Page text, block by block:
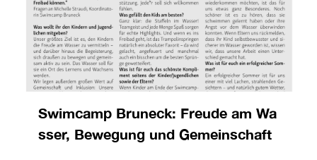
Swimcamp Bruneck: Freude am Wa
sser, Bewegung und Gemeinschaft